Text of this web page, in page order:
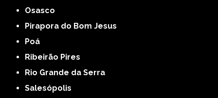
Osasco
Pirapora do Bom Jesus
Poá
Ribeirão Pires
Rio Grande da Serra
Salesópolis